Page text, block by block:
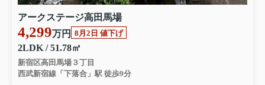
アークステージ高田馬場
4,299万円 8月2日 値下げ
2LDK / 51.78㎡
新宿区高田馬場３丁目
西武新宿線「下落合」駅 徒歩9分